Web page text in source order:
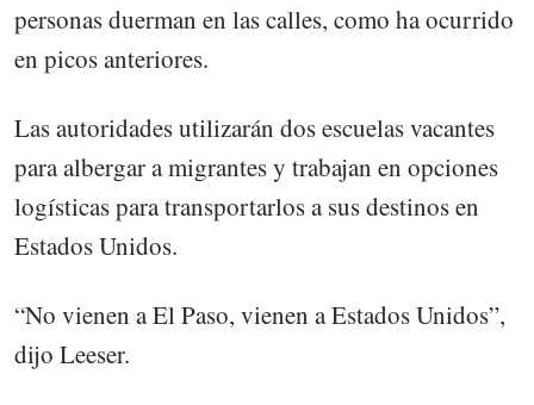
personas duerman en las calles, como ha ocurrido
en picos anteriores.
Las autoridades utilizarán dos escuelas vacantes
para albergar a migrantes y trabajan en opciones
logísticas para transportarlos a sus destinos en
Estados Unidos.
“No vienen a El Paso, vienen a Estados Unidos”,
dijo Leeser.